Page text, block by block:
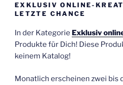
EXKLUSIV ONLINE-
LETZTE CHANCE
In der Kategorie Exklusiv
Produkte für Dich! Diese
keinem Katalog!
Monatlich erscheinen zwei bis